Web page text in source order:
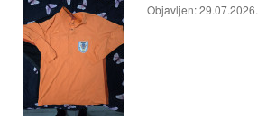
Objavljen:29.07.2026.